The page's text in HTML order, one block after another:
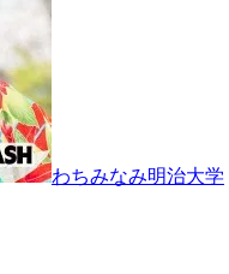
わちみなみ明治大学